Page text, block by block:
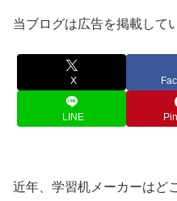
当ブログは広告を掲載して
X
LINE
近年、学習机メーカーはど